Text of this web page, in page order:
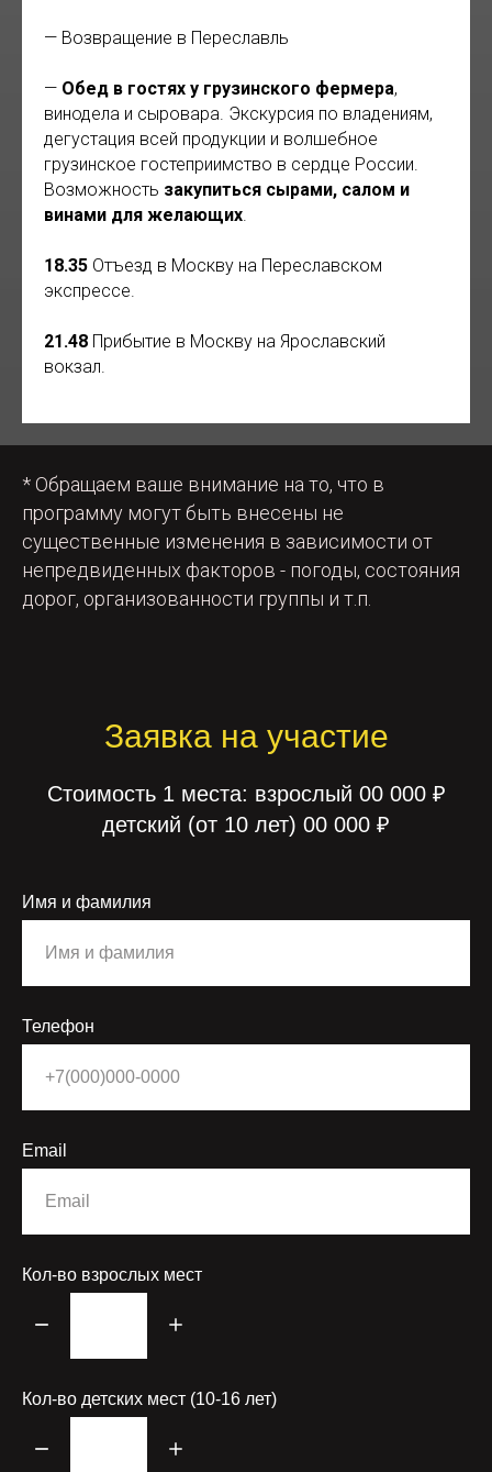
— Возвращение в Переславль
— Обед в гостях у грузинского фермера,
винодела и сыровара. Экскурсия по владениям,
дегустация всей продукции и волшебное
грузинское гостеприимство в сердце России.
Возможность закупиться сырами, салом и
винами для желающих.
18.35 Отъезд в Москву на Переславском
экспрессе.
21.48 Прибытие в Москву на Ярославский
вокзал.
* Обращаем ваше внимание на то, что в
программу могут быть внесены не
существенные изменения в зависимости от
непредвиденных факторов - погоды, состояния
дорог, организованности группы и т.п.
Заявка на участие
Стоимость 1 места: взрослый 00 000 ₽
детский (от 10 лет) 00 000 ₽
Имя и фамилия
Телефон
Email
Кол-во взрослых мест
Кол-во детских мест (10-16 лет)